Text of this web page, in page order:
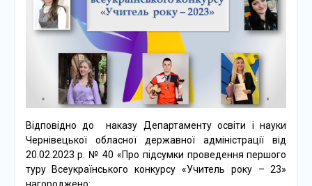
Відповідно до наказу Департаменту освіти і науки
Чернівецької обласної державної адміністрації від
20.02.2023 р. № 40 «Про підсумки проведення першого
туру Всеукраїнського конкурсу «Учитель року – 23»